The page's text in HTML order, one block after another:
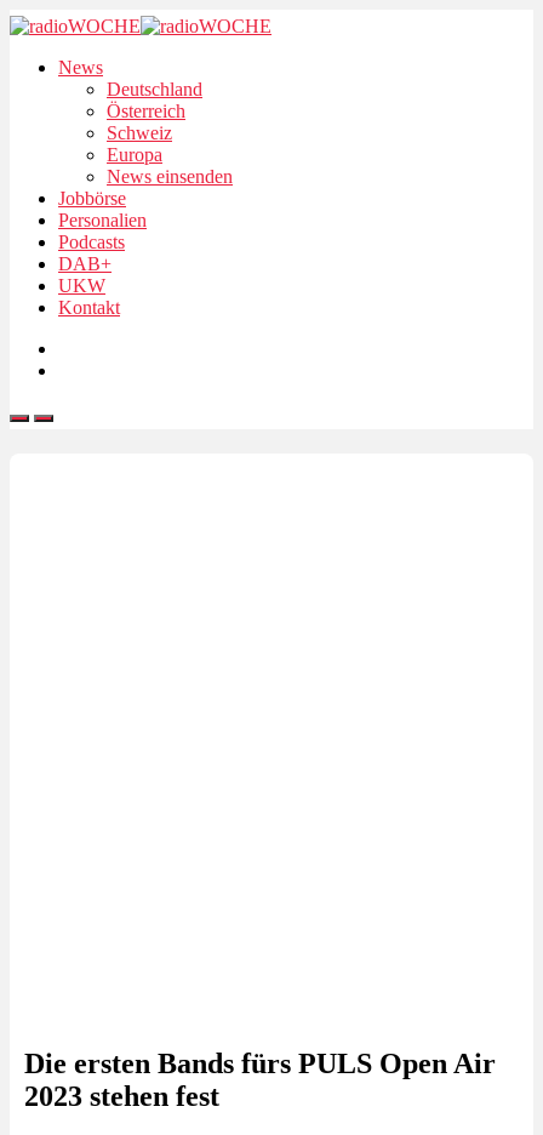
News
Deutschland
Österreich
Schweiz
Europa
News einsenden
Jobbörse
Personalien
Podcasts
DAB+
UKW
Kontakt
Die ersten Bands fürs PULS Open Air
2023 stehen fest